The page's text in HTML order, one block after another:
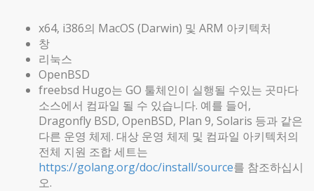
x64, i386의 MacOS (Darwin) 및 ARM 아키텍처
창
리눅스
OpenBSD
freebsd Hugo는 GO 툴체인이 실행될 수있는 곳마다
소스에서 컴파일 될 수 있습니다. 예를 들어,
Dragonfly BSD, OpenBSD, Plan 9, Solaris 등과 같은
다른 운영 체제. 대상 운영 체제 및 컴파일 아키텍처의
전체 지원 조합 세트는
https://golang.org/doc/install/source를 참조하십시
오.